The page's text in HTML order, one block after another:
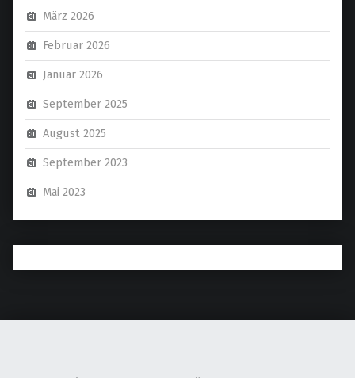
März 2026
Februar 2026
Januar 2026
September 2025
August 2025
September 2023
Mai 2023